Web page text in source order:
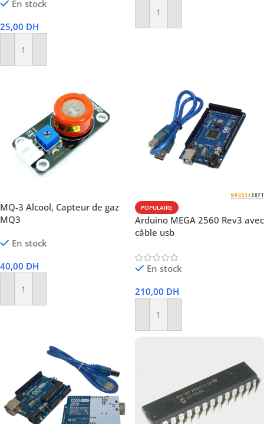
En stock
25,00 DH
Ajouter Au Panier
Ajouter Au Panier
MQ-3 Alcool, Capteur de gaz
MQ3
En stock
40,00 DH
Ajouter Au Panier
POPULAIRE
Arduino MEGA 2560 Rev3 avec
câble usb
En stock
210,00 DH
Ajouter Au Panier